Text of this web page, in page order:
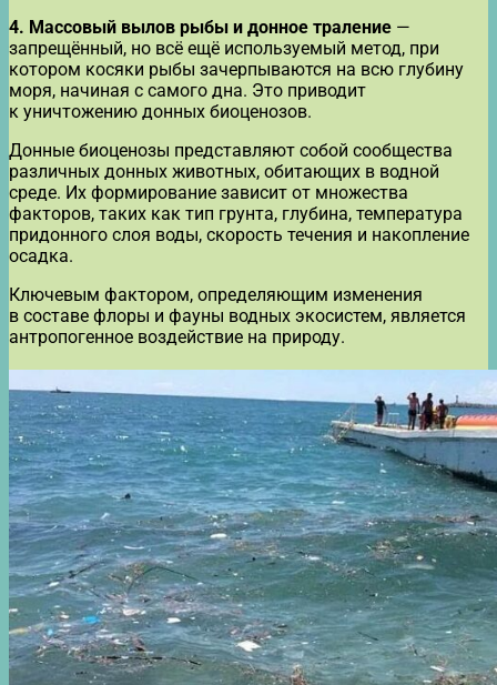
4. Массовый вылов рыбы и донное траление —
запрещённый, но всё ещё используемый метод, при
котором косяки рыбы зачерпываются на всю глубину
моря, начиная с самого дна. Это приводит
к уничтожению донных биоценозов.
Донные биоценозы представляют собой сообщества
различных донных животных, обитающих в водной
среде. Их формирование зависит от множества
факторов, таких как тип грунта, глубина, температура
придонного слоя воды, скорость течения и накопление
осадка.
Ключевым фактором, определяющим изменения
в составе флоры и фауны водных экосистем, является
антропогенное воздействие на природу.